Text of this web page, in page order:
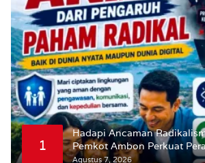
1
Hadapi Ancaman
Pemkot Ambon Perkuat
Agustus 7, 2026